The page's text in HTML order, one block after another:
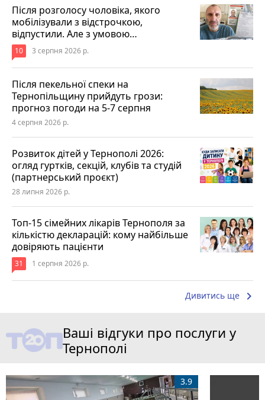
Після розголосу чоловіка, якого
мобілізували з відстрочкою,
відпустили. Але з умовою…
10 3 серпня 2026 р.
Після пекельної спеки на
Тернопільщину прийдуть грози:
прогноз погоди на 5-7 серпня
4 серпня 2026 р.
Розвиток дітей у Тернополі 2026:
огляд гуртків, секцій, клубів та студій
(партнерський проєкт)
28 липня 2026 р.
Топ-15 сімейних лікарів Тернополя за
кількістю декларацій: кому найбільше
довіряють пацієнти
31 1 серпня 2026 р.
Дивитись ще keyboard_arrow_right
Ваші відгуки про послуги у
Тернополі
3.9